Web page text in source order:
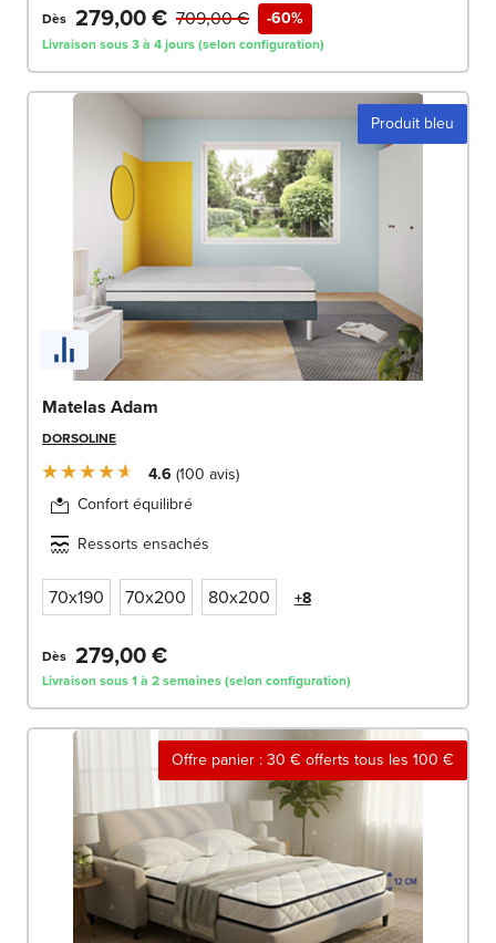
Dès 279,00 € -60%
709,00 €
Livraison sous 3 à 4 jours (selon configuration)
Produit bleu
Matelas Adam
DORSOLINE
4.6 100 avis
Confort équilibré
Ressorts ensachés
70x190 70x200 80x200 +8
Dès 279,00 €
Livraison sous 1 à 2 semaines (selon configuration)
Offre panier : 30 € offerts tous les 100 €